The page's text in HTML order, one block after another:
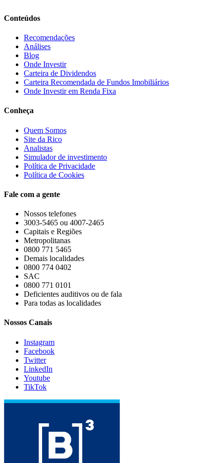
Conteúdos
Recomendações
Análises
Blog
Onde Investir
Carteira de Dividendos
Carteira Recomendada de Fundos Imobiliários
Onde Investir em Renda Fixa
Conheça
Quem Somos
Site da Rico
Analistas
Simulador de investimento
Política de Privacidade
Política de Cookies
Fale com a gente
Nossos telefones
3003-5465 ou 4007-2465
Capitais e Regiões
Metropolitanas
0800 771 5465
Demais localidades
0800 774 0402
SAC
0800 771 0101
Deficientes auditivos ou de fala
Para todas as localidades
Nossos Canais
Instagram
Facebook
Twitter
LinkedIn
Youtube
TikTok